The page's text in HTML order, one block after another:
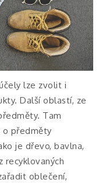
lze zvolit i
Další oblastí, ze
Tam
o předměty
je dřevo, bavlna,
recyklovaných
oblečení,